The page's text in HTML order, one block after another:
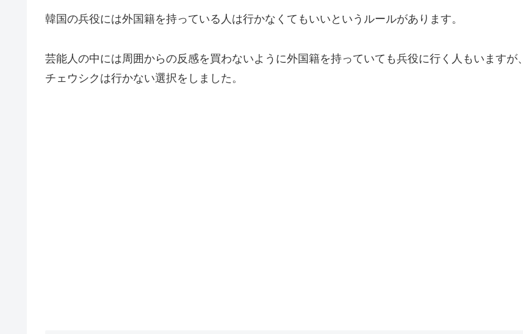
韓国の兵役には外国籍を持っている人は行かなくてもいいというルールがあります。
芸能人の中には周囲からの反感を買わないように外国籍を持っていても兵役に行く人もいますが、
チェウシクは行かない選択をしました。